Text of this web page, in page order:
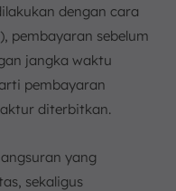
dengan cara
pembayaran sebelum
jangka waktu
pembayaran
diterbitkan.
yang
sekaligus